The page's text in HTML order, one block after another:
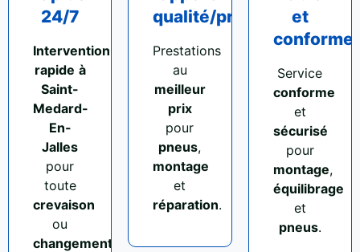
24/7
Intervention
rapide à
Saint-
Medard-
En-
Jalles
pour
toute
crevaison
ou
changement
qualité/prix
Prestations
au
meilleur
prix
pour
pneus,
montage
et
réparation.
et
conforme
Service
conforme
et
sécurisé
pour
montage,
équilibrage
et
pneus.